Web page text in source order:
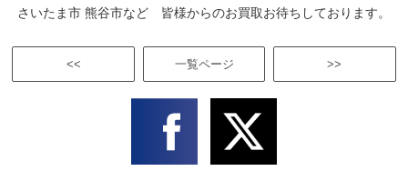
さいたま市 熊谷市など 皆様からのお買取お待ちしております。
<< >>
一覧ページ